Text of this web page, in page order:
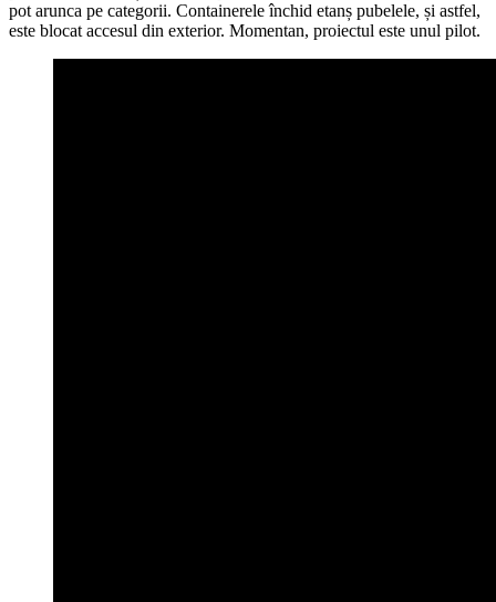
pot arunca pe categorii. Containerele închid etanș pubelele, și astfel,
este blocat accesul din exterior. Momentan, proiectul este unul pilot.